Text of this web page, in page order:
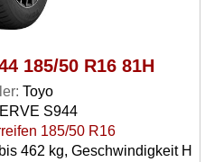
185/50 R16 81H
Toyo
S944
185/50 R16
462 kg, Geschwindigkeit H